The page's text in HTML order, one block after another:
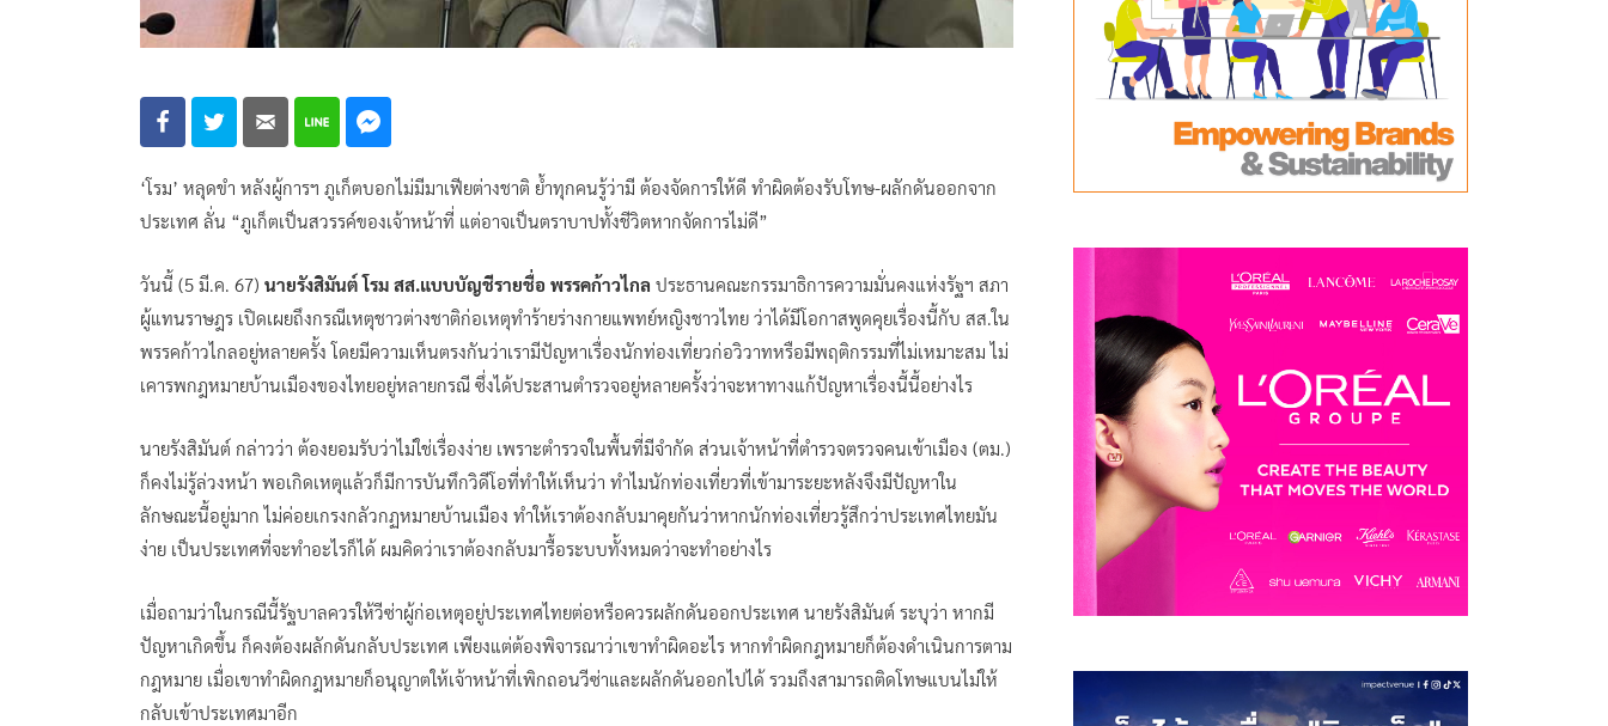
‘โรม’ หลุดขำ หลังผู้การฯ ภูเก็ตบอกไม่มีมาเฟียต่างชาติ ย้ำทุกคนรู้ว่ามี ต้องจัดการให้ดี ทำผิดต้องรับโทษ-ผลักดันออกจาก
ประเทศ ลั่น “ภูเก็ตเป็นสวรรค์ของเจ้าหน้าที่ แต่อาจเป็นตราบาปทั้งชีวิตหากจัดการไม่ดี”
วันนี้ (5 มี.ค. 67) นายรังสิมันต์ โรม สส.แบบบัญชีรายชื่อ พรรคก้าวไกล ประธานคณะกรรมาธิการความมั่นคงแห่งรัฐฯ สภา
ผู้แทนราษฎร เปิดเผยถึงกรณีเหตุชาวต่างชาติก่อเหตุทำร้ายร่างกายแพทย์หญิงชาวไทย ว่าได้มีโอกาสพูดคุยเรื่องนี้กับ สส.ใน
พรรคก้าวไกลอยู่หลายครั้ง โดยมีความเห็นตรงกันว่าเรามีปัญหาเรื่องนักท่องเที่ยวก่อวิวาทหรือมีพฤติกรรมที่ไม่เหมาะสม ไม่
เคารพกฎหมายบ้านเมืองของไทยอยู่หลายกรณี ซึ่งได้ประสานตำรวจอยู่หลายครั้งว่าจะหาทางแก้ปัญหาเรื่องนี้นี้อย่างไร
นายรังสิมันต์ กล่าวว่า ต้องยอมรับว่าไม่ใช่เรื่องง่าย เพราะตำรวจในพื้นที่มีจำกัด ส่วนเจ้าหน้าที่ตำรวจตรวจคนเข้าเมือง (ตม.)
ก็คงไม่รู้ล่วงหน้า พอเกิดเหตุแล้วก็มีการบันทึกวิดีโอที่ทำให้เห็นว่า ทำไมนักท่องเที่ยวที่เข้ามาระยะหลังจึงมีปัญหาใน
ลักษณะนี้อยู่มาก ไม่ค่อยเกรงกลัวกฏหมายบ้านเมือง ทำให้เราต้องกลับมาคุยกันว่าหากนักท่องเที่ยวรู้สึกว่าประเทศไทยมัน
ง่าย เป็นประเทศที่จะทำอะไรก็ได้ ผมคิดว่าเราต้องกลับมารื้อระบบทั้งหมดว่าจะทำอย่างไร
เมื่อถามว่าในกรณีนี้รัฐบาลควรให้วีซ่าผู้ก่อเหตุอยู่ประเทศไทยต่อหรือควรผลักดันออกประเทศ นายรังสิมันต์ ระบุว่า หากมี
ปัญหาเกิดขึ้น ก็คงต้องผลักดันกลับประเทศ เพียงแต่ต้องพิจารณาว่าเขาทำผิดอะไร หากทำผิดกฎหมายก็ต้องดำเนินการตาม
กฎหมาย เมื่อเขาทำผิดกฎหมายก็อนุญาตให้เจ้าหน้าที่เพิกถอนวีซ่าและผลักดันออกไปได้ รวมถึงสามารถติดโทษแบนไม่ให้
กลับเข้าประเทศมาอีก